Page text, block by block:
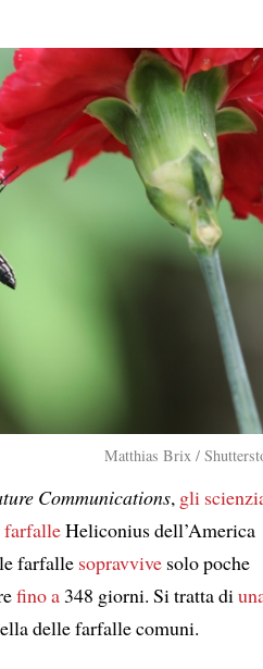
Matthias Brix /
Communications, gli
farfalleHeliconius dell’America
farfalle sopravvive solo poche
fino a 348 giorni. Si tratta di
delle farfalle comuni.